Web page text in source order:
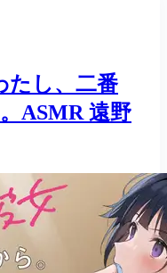
たし、二番
ASMR 遠野